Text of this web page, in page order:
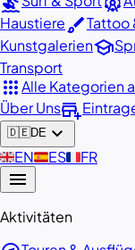
HaustierebrushTattoo
Kunstgalerienschool
Transport
appsAlle Kategorien
Über Unsadd_business
🇩🇪DE expand_more
🇬🇧EN🇪🇸ES🇫🇷FR
menu
Aktivitäten